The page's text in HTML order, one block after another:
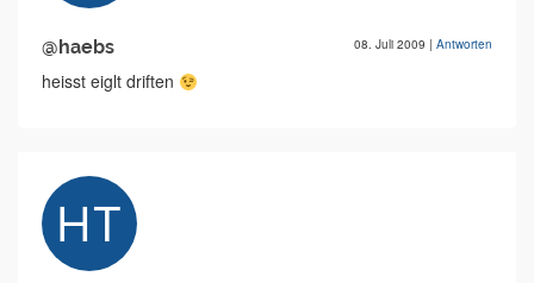
@haebs 08. Juli 2009 | Antworten
heisst eiglt driften